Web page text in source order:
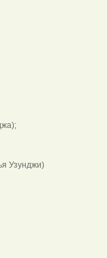
Узунджи)